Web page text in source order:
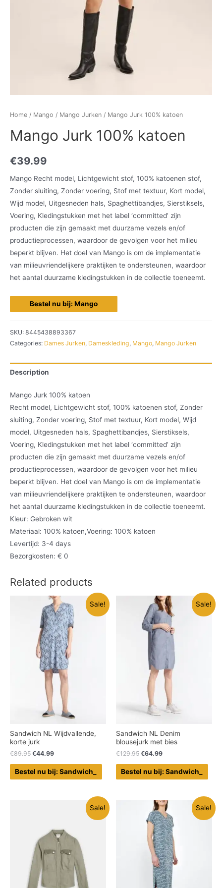
Home / Mango / Mango Jurken / Mango Jurk 100% katoen
Mango Jurk 100% katoen
€39.99
Mango Recht model, Lichtgewicht stof, 100% katoenen stof,
Zonder sluiting, Zonder voering, Stof met textuur, Kort model,
Wijd model, Uitgesneden hals, Spaghettibandjes, Sierstiksels,
Voering, Kledingstukken met het label ‘committed’ zijn
producten die zijn gemaakt met duurzame vezels en/of
productieprocessen, waardoor de gevolgen voor het milieu
beperkt blijven. Het doel van Mango is om de implementatie
van milieuvriendelijkere praktijken te ondersteunen, waardoor
het aantal duurzame kledingstukken in de collectie toeneemt.
Bestel nu bij: Mango
SKU: 8445438893367
Categories: Dames Jurken, Dameskleding, Mango, Mango Jurken
Description
Mango Jurk 100% katoen
Recht model, Lichtgewicht stof, 100% katoenen stof, Zonder
sluiting, Zonder voering, Stof met textuur, Kort model, Wijd
model, Uitgesneden hals, Spaghettibandjes, Sierstiksels,
Voering, Kledingstukken met het label ‘committed’ zijn
producten die zijn gemaakt met duurzame vezels en/of
productieprocessen, waardoor de gevolgen voor het milieu
beperkt blijven. Het doel van Mango is om de implementatie
van milieuvriendelijkere praktijken te ondersteunen, waardoor
het aantal duurzame kledingstukken in de collectie toeneemt.
Kleur: Gebroken wit
Materiaal: 100% katoen,Voering: 100% katoen
Levertijd: 3-4 days
Bezorgkosten: € 0
Related products
Sale!
Sandwich NL Wijdvallende,
korte jurk
€89.95 €44.99
Bestel nu bij: Sandwich_
Sale!
Sandwich NL Denim
blousejurk met bies
€129.95 €64.99
Bestel nu bij: Sandwich_
Sale! Sale!